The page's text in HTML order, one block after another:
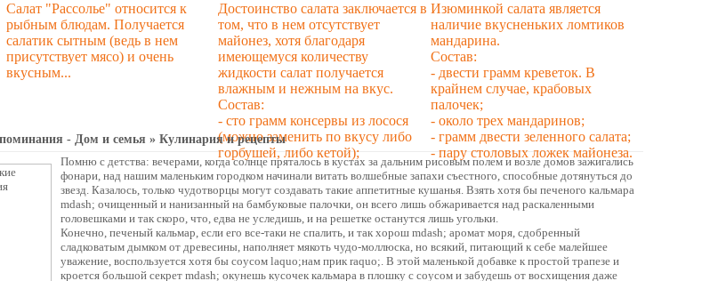
Салат "Рассолье" относится к
рыбным блюдам. Получается
салатик сытным (ведь в нем
присутствует мясо) и очень
вкусным...
Достоинство салата заключается в
том, что в нем отсутствует
майонез, хотя благодаря
имеющемуся количеству
жидкости салат получается
влажным и нежным на вкус.
Состав:
- сто грамм консервы из лосося
(можно заменить по вкусу либо
горбушей, либо кетой);
Изюминкой салата является
наличие вкусненьких ломтиков
мандарина.
Состав:
- двести грамм креветок. В
крайнем случае, крабовых
палочек;
- около трех мандаринов;
- грамм двести зеленного салата;
- пару столовых ложек майонеза.
- Дом и семья » Кулинария и рецепты
Помню с детства: вечерами, когда солнце пряталось в кустах за дальним рисовым полем и возле домов зажигались
фонари, над нашим маленьким городком начинали витать волшебные запахи съестного, способные дотянуться до
звезд. Казалось, только чудотворцы могут создавать такие аппетитные кушанья. Взять хотя бы печеного кальмара
mdash; очищенный и нанизанный на бамбуковые палочки, он всего лишь обжаривается над раскаленными
головешками и так скоро, что, едва не уследишь, и на решетке останутся лишь угольки.
Конечно, печеный кальмар, если его все-таки не спалить, и так хорош mdash; аромат моря, сдобренный
сладковатым дымком от древесины, наполняет мякоть чудо-моллюска, но всякий, питающий к себе малейшее
уважение, воспользуется хотя бы соусом laquo;нам прик raquo;. В этой маленькой добавке к простой трапезе и
кроется большой секрет mdash; окунешь кусочек кальмара в плошку с соусом и забудешь от восхищения даже